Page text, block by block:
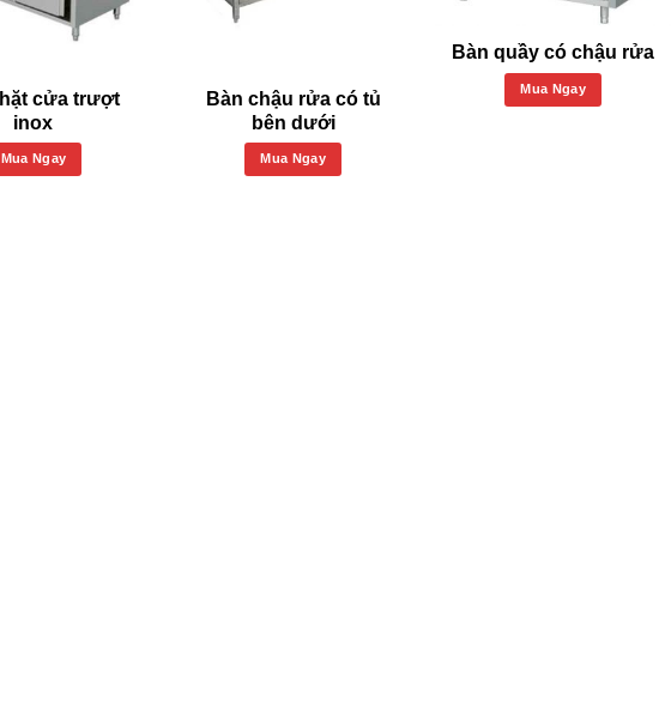
cửa trượt
inox
Mua Ngay
Bàn chậu rửa có tủ
bên dưới
Mua Ngay
Bàn quầy có chậu rửa
Mua Ngay